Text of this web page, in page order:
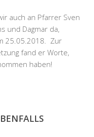
auch an Pfarrer Sven
und Dagmar da,
25.05.2018. Zur
fand er Worte,
haben!